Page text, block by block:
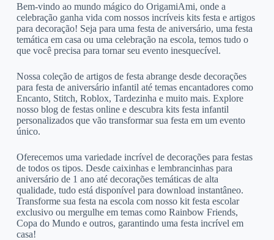
Bem-vindo ao mundo mágico do OrigamiAmi, onde a
celebração ganha vida com nossos incríveis kits festa e artigos
para decoração! Seja para uma festa de aniversário, uma festa
temática em casa ou uma celebração na escola, temos tudo o
que você precisa para tornar seu evento inesquecível.
Nossa coleção de artigos de festa abrange desde decorações
para festa de aniversário infantil até temas encantadores como
Encanto, Stitch, Roblox, Tardezinha e muito mais. Explore
nosso blog de festas online e descubra kits festa infantil
personalizados que vão transformar sua festa em um evento
único.
Oferecemos uma variedade incrível de decorações para festas
de todos os tipos. Desde caixinhas e lembrancinhas para
aniversário de 1 ano até decorações temáticas de alta
qualidade, tudo está disponível para download instantâneo.
Transforme sua festa na escola com nosso kit festa escolar
exclusivo ou mergulhe em temas como Rainbow Friends,
Copa do Mundo e outros, garantindo uma festa incrível em
casa!